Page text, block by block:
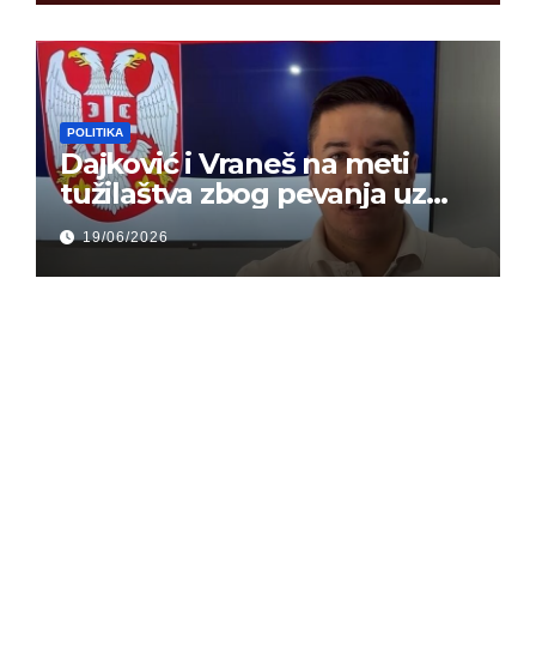
POLITIKA
Dajković i Vraneš na meti
tužilaštva zbog pevanja uz
gusle
19/06/2026